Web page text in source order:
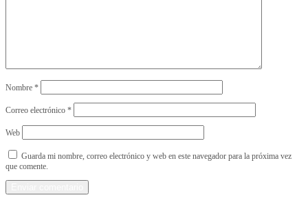
Nombre *
Correo electrónico *
Web
Guarda mi nombre, correo electrónico y web en este navegador para la próxima vez
que comente.